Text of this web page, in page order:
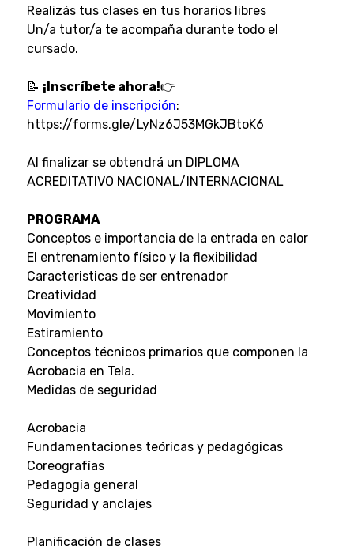
Realizás tus clases en tus horarios libres
Un/a tutor/a te acompaña durante todo el
cursado.
📝 ¡Inscríbete ahora!👉
Formulario de inscripción:
https://forms.gle/LyNz6J53MGkJBtoK6
Al finalizar se obtendrá un DIPLOMA
ACREDITATIVO NACIONAL/INTERNACIONAL
PROGRAMA
Conceptos e importancia de la entrada en calor
El entrenamiento físico y la flexibilidad
Caracteristicas de ser entrenador
Creatividad
Movimiento
Estiramiento
Conceptos técnicos primarios que componen la
Acrobacia en Tela.
Medidas de seguridad
Acrobacia
Fundamentaciones teóricas y pedagógicas
Coreografías
Pedagogía general
Seguridad y anclajes
Planificación de clases